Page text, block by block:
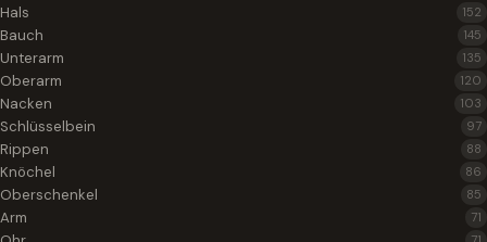
Hals 152
Bauch 145
Unterarm 135
Oberarm 120
Nacken 103
Schlüsselbein 97
Rippen 88
Knöchel 86
Oberschenkel 85
Arm 71